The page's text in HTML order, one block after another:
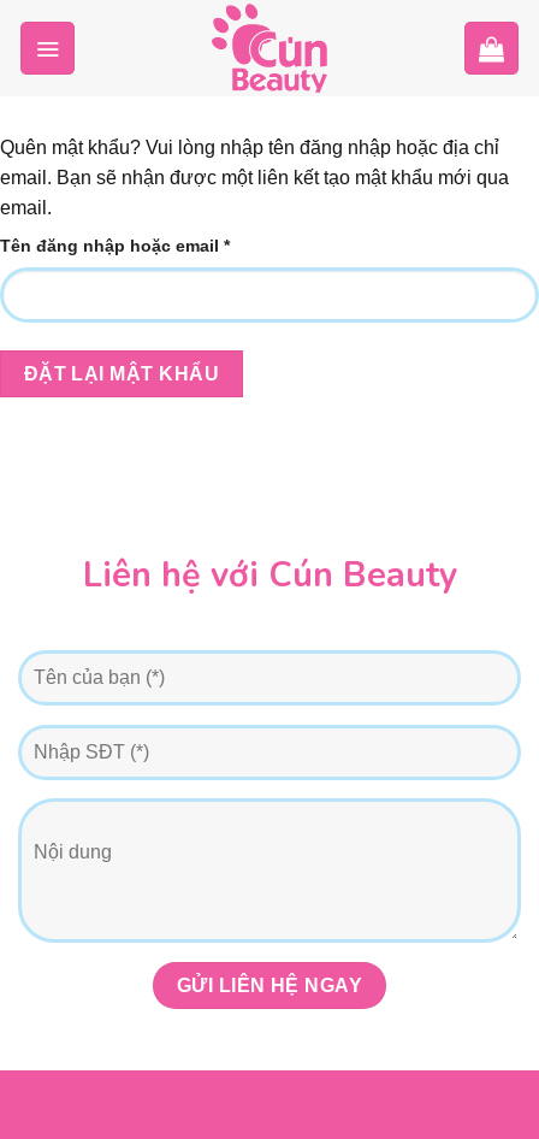
content
Quên mật khẩu? Vui lòng nhập tên đăng nhập hoặc địa chỉ
email. Bạn sẽ nhận được một liên kết tạo mật khẩu mới qua
email.
Tên đăng nhập hoặc email *Bắt
buộc
ĐẶT LẠI MẬT KHẨU
Liên hệ với Cún Beauty